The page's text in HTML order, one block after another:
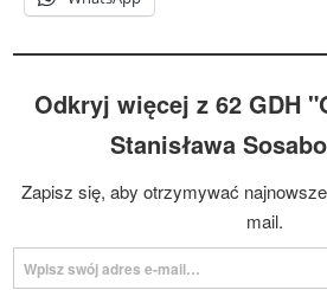
Odkryj więcej z 62 GDH
Stanisława
Zapisz się, aby otrzymywać
mail.
Wpisz swój adres e-mail…